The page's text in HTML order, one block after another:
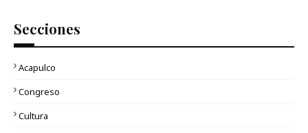
Secciones
Acapulco
Congreso
Cultura